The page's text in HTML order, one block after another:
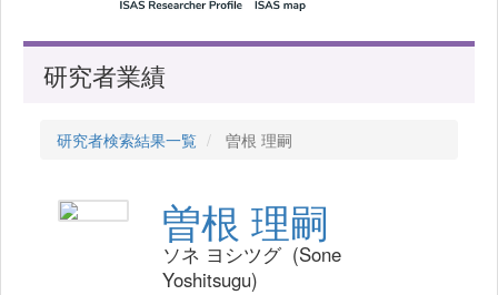
研究者業績
研究者検索結果一覧 曽根 理嗣
曽根 理嗣
ソネ ヨシツグ (Sone
Yoshitsugu)